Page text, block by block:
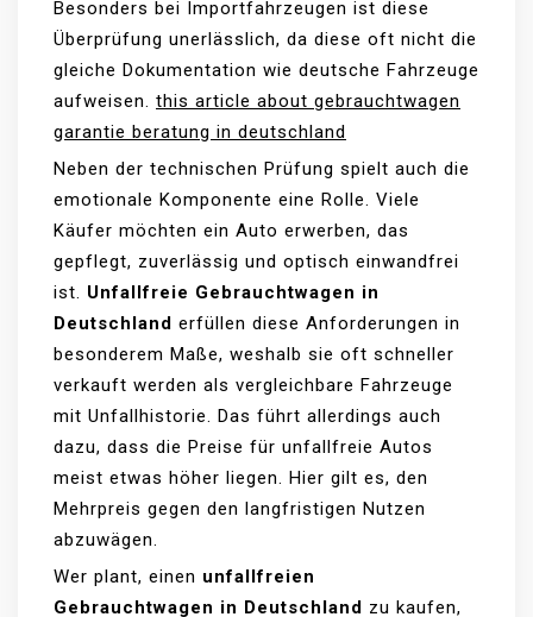
Besonders bei Importfahrzeugen ist diese
Überprüfung unerlässlich, da diese oft nicht die
gleiche Dokumentation wie deutsche Fahrzeuge
aufweisen. this article about gebrauchtwagen
garantie beratung in deutschland
Neben der technischen Prüfung spielt auch die
emotionale Komponente eine Rolle. Viele
Käufer möchten ein Auto erwerben, das
gepflegt, zuverlässig und optisch einwandfrei
ist. Unfallfreie Gebrauchtwagen in
Deutschland erfüllen diese Anforderungen in
besonderem Maße, weshalb sie oft schneller
verkauft werden als vergleichbare Fahrzeuge
mit Unfallhistorie. Das führt allerdings auch
dazu, dass die Preise für unfallfreie Autos
meist etwas höher liegen. Hier gilt es, den
Mehrpreis gegen den langfristigen Nutzen
abzuwägen.
Wer plant, einen unfallfreien
Gebrauchtwagen in Deutschland zu kaufen,